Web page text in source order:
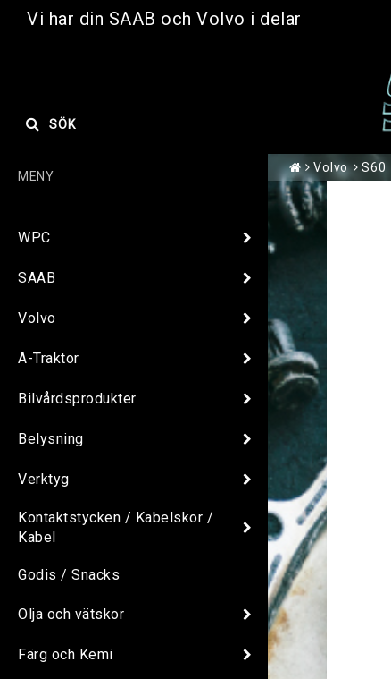
Vi har din SAAB och Volvo i delar
SÖK
MENY
WPC
SAAB
Volvo
A-Traktor
Bilvårdsprodukter
Belysning
Verktyg
Kontaktstycken / Kabelskor /
Kabel
Godis / Snacks
Olja och vätskor
Färg och Kemi
Volvo S60